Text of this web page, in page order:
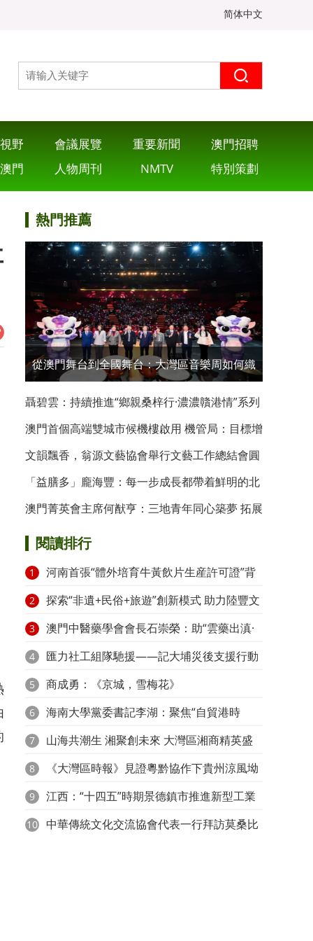
简体中文
野 會議展覽 重要新聞
澳門招聘
門
人物周刊 NMTV 特別策劃
熱門推薦
從澳門舞台到全國舞台：大灣區音樂周如何織
就青年藝術網絡？
聶碧雲：持續推進“鄉親桑梓行·濃濃贛港情”系列
走訪活動
澳門首個高端雙城市候機樓啟用 機管局：目標增
至50個
文韻飄香，翁源文藝協會舉行文藝工作總結會圓
滿舉行
「益膳多」龐海豐：每一步成長都帶着鮮明的北
大印記
澳門菁英會主席何猷亨：三地青年同心築夢 拓展
發展新格局
閱讀排行
1
河南首張“體外培育牛黃飲片生産許可證”背
後技術争奪與契約危機
2
探索“非遺+民俗+旅遊”創新模式 助力陸豐文
旅産業高質量發展
3
澳門中醫藥學會會長石崇榮：助“雲藥出滇·
灣區行”拓國際市場
4
匯力社工組隊馳援——記大埔災後支援行動
中的民間力量與專業擔當
5 商成勇：《京城，雪梅花》
6
海南大學黨委書記李湖：聚焦“自貿港時
代”高等教育高質量發展
7
山海共潮生 湘聚創未來 大灣區湘商精英盛
典暨校友回湘大會再深圳舉行
8
《大灣區時報》見證粵黔協作下貴州涼風坳
古樹茶的振興之路
9
江西：“十四五”時期景德鎮市推進新型工業
化步伐不斷邁進
10
中華傳統文化交流協會代表一行拜訪莫桑比